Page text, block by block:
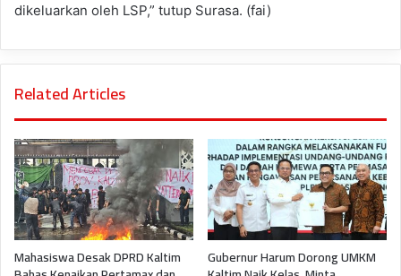
dikeluarkan oleh LSP,” tutup Surasa. (fai)
Related Articles
Mahasiswa Desak DPRD Kaltim Gubernur Harum Dorong UMKM